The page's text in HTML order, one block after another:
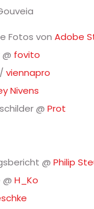
Fotos von Adobe
fovito
/ viennapro
Nivens
@ Prot
@ Philip
H_Ko